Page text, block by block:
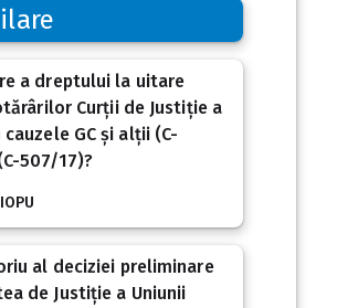
a dreptului la uitare
Curții de Justiție a
GC și alții (C-
507/17)?
al deciziei preliminare
de Justiție a Uniunii